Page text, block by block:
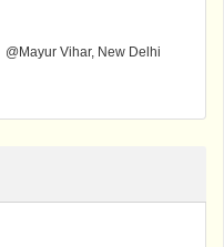
@Mayur Vihar, New Delhi